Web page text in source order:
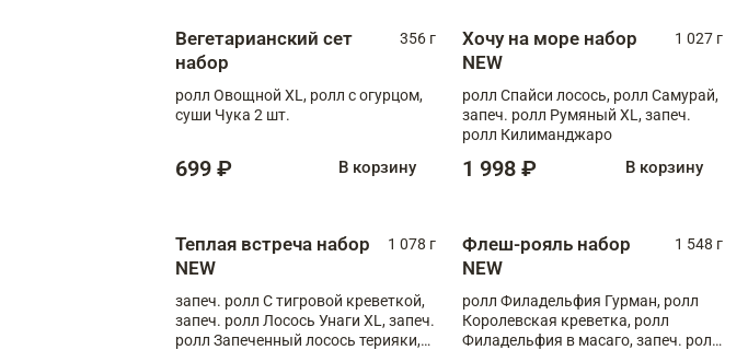
Вегетарианский сет
набор
356 г
ролл Овощной XL, ролл с огурцом,
суши Чука 2 шт.
699 ₽ В корзину
Хочу на море набор
NEW
1 027 г
ролл Спайси лосось, ролл Самурай,
запеч. ролл Румяный XL, запеч.
ролл Килиманджаро
1 998 ₽ В корзину
Теплая встреча набор
NEW
1 078 г
запеч. ролл С тигровой креветкой,
запеч. ролл Лосось Унаги XL, запеч.
ролл Запеченный лосось терияки,
Флеш-рояль набор
NEW
1 548 г
ролл Филадельфия Гурман, ролл
Королевская креветка, ролл
Филадельфия в масаго, запеч. ролл